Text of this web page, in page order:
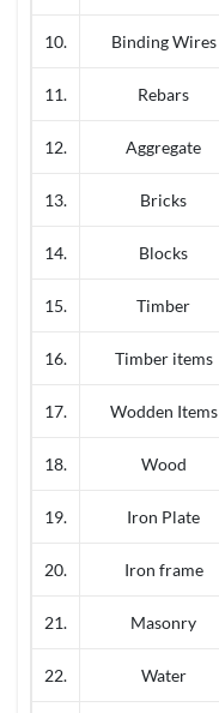
10. Binding Wires
11. Rebars
12. Aggregate
13. Bricks
14. Blocks
15. Timber
16. Timber items
17. Wodden Items
18. Wood
19. Iron Plate
20. Iron frame
21. Masonry
22. Water